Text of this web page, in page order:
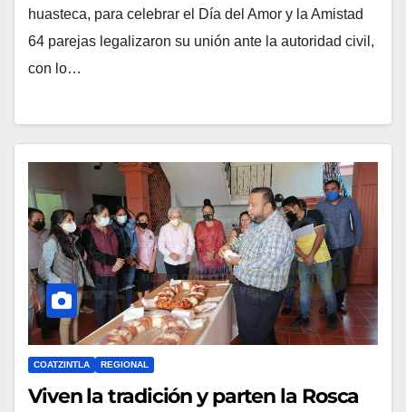
huasteca, para celebrar el Día del Amor y la Amistad
64 parejas legalizaron su unión ante la autoridad civil,
con lo…
COATZINTLA REGIONAL
Viven la tradición y parten la Rosca